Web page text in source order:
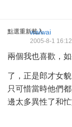
點選重新載入
waiwai
2005-8-1 16:12
兩個我也喜歡，
了，正是郎才女貌
只可惜當時他們
邊太多異性了和